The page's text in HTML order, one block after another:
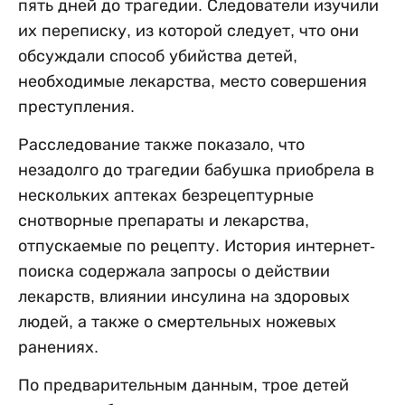
пять дней до трагедии. Следователи изучили
их переписку, из которой следует, что они
обсуждали способ убийства детей,
необходимые лекарства, место совершения
преступления.
Расследование также показало, что
незадолго до трагедии бабушка приобрела в
нескольких аптеках безрецептурные
снотворные препараты и лекарства,
отпускаемые по рецепту. История интернет-
поиска содержала запросы о действии
лекарств, влиянии инсулина на здоровых
людей, а также о смертельных ножевых
ранениях.
По предварительным данным, трое детей